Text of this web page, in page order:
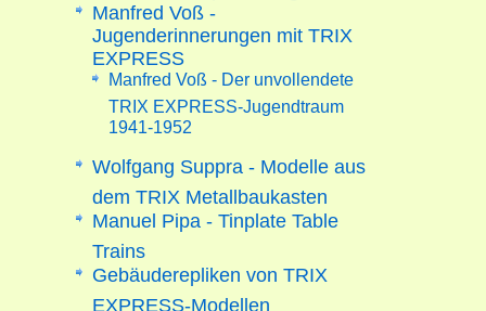
Manfred Voß -
Jugenderinnerungen mit TRIX
EXPRESS
Manfred Voß - Der unvollendete
TRIX EXPRESS-Jugendtraum
1941-1952
Wolfgang Suppra - Modelle aus
dem TRIX Metallbaukasten
Manuel Pipa - Tinplate Table
Trains
Gebäuderepliken von TRIX
EXPRESS-Modellen